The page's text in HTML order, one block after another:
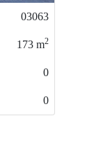
03063
173 m2
0
0